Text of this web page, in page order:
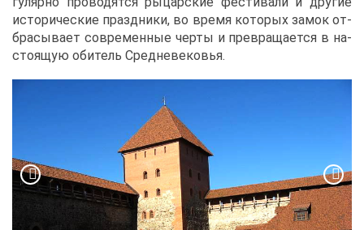
ис­то­ри­че­ские празд­ни­ки, во вре­мя ко­то­рых за­мок от­
бра­сы­ва­ет со­вре­мен­ные чер­ты и пре­вра­ща­ет­ся в на­
сто­я­щую оби­тель Сред­не­ве­ко­вья.